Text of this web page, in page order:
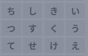
ち し き
い
つ す く
う
て せ け
え